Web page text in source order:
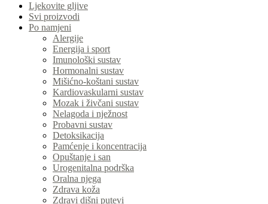
Ljekovite gljive
Svi proizvodi
Po namjeni
Alergije
Energija i sport
Imunološki sustav
Hormonalni sustav
Mišićno-koštani sustav
Kardiovaskularni sustav
Mozak i živčani sustav
Nelagoda i nježnost
Probavni sustav
Detoksikacija
Pamćenje i koncentracija
Opuštanje i san
Urogenitalna podrška
Oralna njega
Zdrava koža
Zdravi dišni putevi